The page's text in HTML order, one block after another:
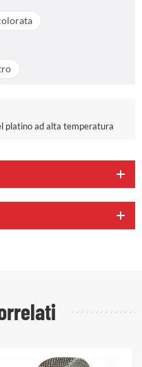
platino ad alta temperatura